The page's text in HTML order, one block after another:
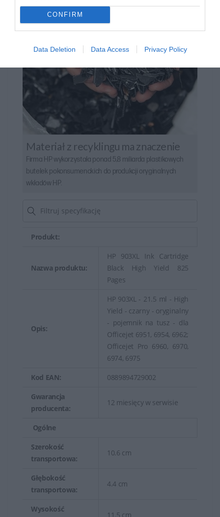
CONFIRM
Data Deletion Data Access Privacy Policy
Materiał z recyklingu ma znaczenie
Firma HP wykorzystała ponad 5,8 miliarda plastikowych
butelek pokonsumenckich do produkcji oryginalnych
wkładów HP.
Produkt:
Nazwa produktu:
HP 903XL Ink Cartridge
Black High Yield 825
Pages
Opis:
HP 903XL - 21.5 ml - High
Yield - czarny - oryginalny
- pojemnik na tusz - dla
Officejet 6951, 6954, 6962;
Officejet Pro 6960, 6970,
6974, 6975
Kod EAN: 0889894729002
Gwarancja
producenta:
12 miesięcy w serwisie
Ogólne
Szerokość
transportowa:
10.6 cm
Głębokość
transportowa:
4.4 cm
Wysokość
11.5 cm